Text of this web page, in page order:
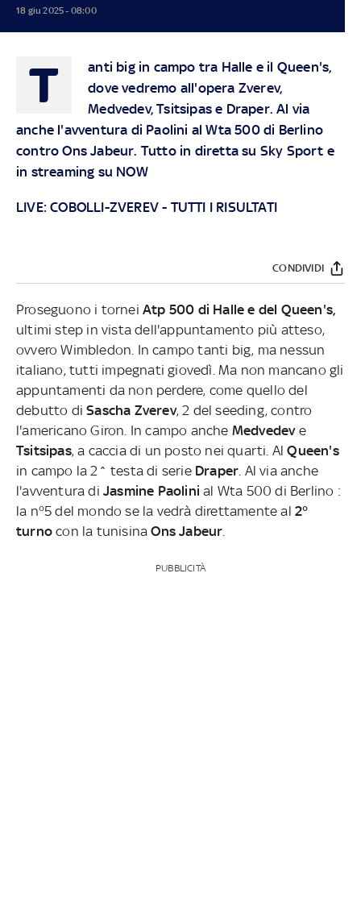
18 giu 2025 - 08:00
T
anti big in campo tra Halle e il Queen's,
dove vedremo all'opera Zverev,
Medvedev, Tsitsipas e Draper.Al via
anche l'avventura di Paolini al Wta 500 di Berlino
contro Ons Jabeur. Tutto in diretta su Sky Sport e
in streaming su NOW
LIVE:COBOLLI-ZVEREV - TUTTI I RISULTATI
CONDIVIDI
Proseguono i tornei Atp 500 di Halle e del Queen's,
ultimi step in vista dell'appuntamento più atteso,
ovvero Wimbledon. In campo tanti big, ma nessun
italiano, tutti impegnati giovedì. Ma non mancano gli
appuntamenti da non perdere, come quello del
debutto di Sascha Zverev, 2 del seeding, contro
l'americano Giron. In campo anche Medvedev e
Tsitsipas, a caccia di un posto nei quarti. AlQueen's
in campo la 2^ testa di serie Draper Al via anche
l'avventura di Jasmine Paolinial Wta 500 di Berlino :
la n°5 del mondo se la vedrà direttamente al 2°
turno con la tunisinaOns Jabeur
PUBBLICITÀ